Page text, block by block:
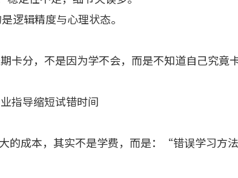
逻辑精度与心理状态。
卡分，不是因为学不会，而是不知道自己究竟卡
指导缩短试错时间
的成本，其实不是学费，而是：“错误学习方